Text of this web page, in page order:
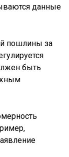
данные
пошлины за
быть